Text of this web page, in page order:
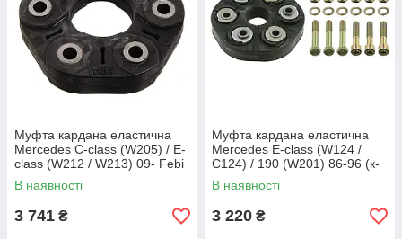
Муфта кардана еластична
Mercedes C-class (W205) / E-
class (W212 / W213) 09- Febi
Bilstein 101779
В наявності
3 741 ₴
Муфта кардана еластична
Mercedes E-class (W124 /
C124) / 190 (W201) 86-96 (к-
кт з болтами) Febi Bilstein
01975
В наявності
3 220 ₴